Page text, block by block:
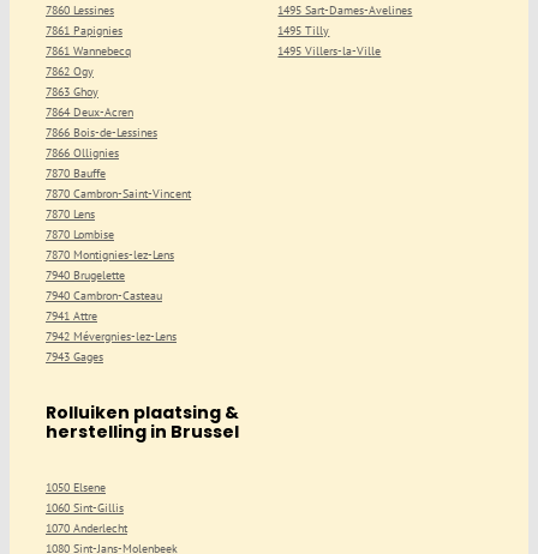
7860 Lessines
7861 Papignies
7861 Wannebecq
7862 Ogy
7863 Ghoy
7864 Deux-Acren
7866 Bois-de-Lessines
7866 Ollignies
7870 Bauffe
7870 Cambron-Saint-Vincent
7870 Lens
7870 Lombise
7870 Montignies-lez-Lens
7940 Brugelette
7940 Cambron-Casteau
7941 Attre
7942 Mévergnies-lez-Lens
7943 Gages
1495 Sart-Dames-Avelines
1495 Tilly
1495 Villers-la-Ville
Rolluiken plaatsing &
herstelling in Brussel
1050 Elsene
1060 Sint-Gillis
1070 Anderlecht
1080 Sint-Jans-Molenbeek